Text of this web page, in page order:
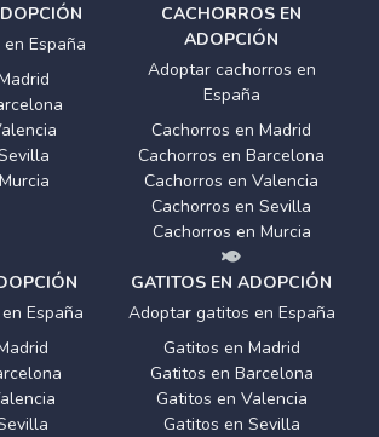
España
CACHORROS EN
ADOPCIÓN
Adoptar cachorros en
España
Cachorros en Madrid
Cachorros en Barcelona
Cachorros en Valencia
Cachorros en Sevilla
Cachorros en Murcia
España
GATITOS EN ADOPCIÓN
Adoptar gatitos en España
Gatitos en Madrid
Gatitos en Barcelona
Gatitos en Valencia
Gatitos en Sevilla